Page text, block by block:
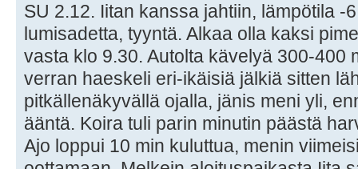
SU 2.12. Iitan kanssa jahtiin, lämpötila -
lumisadetta, tyyntä. Alkaa olla kaksi
vasta klo 9.30. Autolta kävelyä 300-400
verran haeskeli eri-ikäisiä jälkiä sitten
pitkällenäkyvällä ojalla, jänis meni yli,
ääntä. Koira tuli parin minutin päästä
Ajo loppui 10 min kuluttua, menin